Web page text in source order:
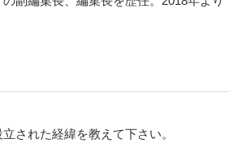
された経緯を教えて下さい。